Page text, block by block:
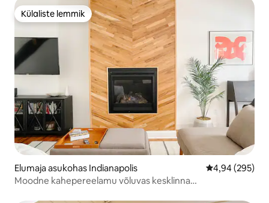
Külaliste lemmik
Külaliste lemmik
Elumaja asukohas Indianapolis Keskmine
4,94 (295)
Moodne kahepereelamu võluvas kesklinna